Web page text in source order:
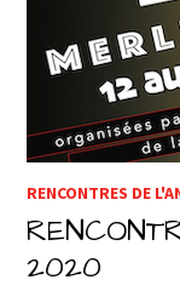
RENCONTRES DE
2020